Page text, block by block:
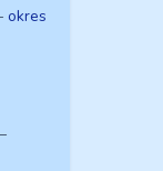
okres
–